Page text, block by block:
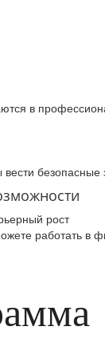
в
безопасные
рост
работать в